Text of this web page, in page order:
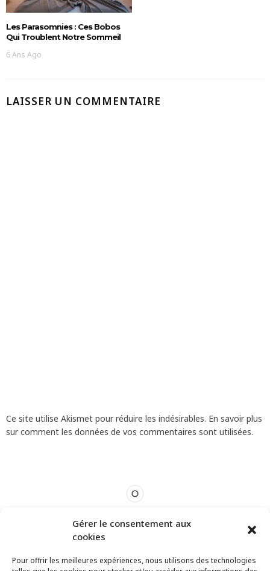
Gérer le consentement aux
cookies
Pour offrir les meilleures expériences, nous utilisons des technologies
Les Parasomnies : Ces Bobos
Qui Troublent Notre Sommeil
6 Ans Ago
LAISSER UN COMMENTAIRE
Ce site utilise Akismet pour réduire les indésirables. En savoir plus
sur comment les données de vos commentaires sont utilisées.